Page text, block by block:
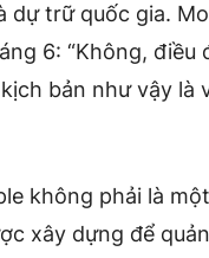
dự trữ quốc gia.
6: “Không, điều
bản như vậy là
không phải là
xây dựng để